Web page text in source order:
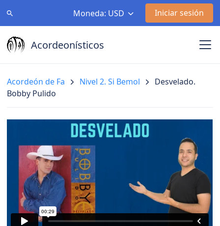
Moneda: USD Iniciar sesión
Acordeonísticos
Acordeón de Fa Nivel 2. Si Bemol
Desvelado.
Bobby Pulido